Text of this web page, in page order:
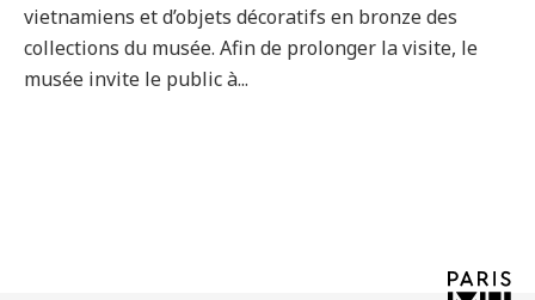
vietnamiens et d’objets décoratifs en bronze des
collections du musée. Afin de prolonger la visite, le
musée invite le public à...